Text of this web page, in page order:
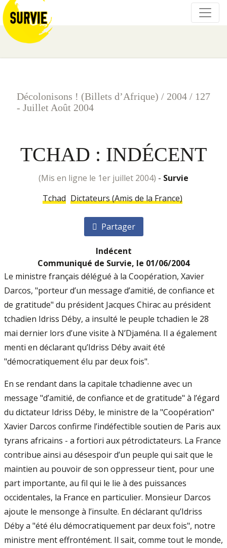
Décolonisons ! (Billets d’Afrique) / 2004 / 127
- Juillet Août 2004
TCHAD : INDÉCENT
(mis en ligne le 1er juillet 2004) - Survie
Tchad Dictateurs (Amis de la France)
Partager
Indécent
Communiqué de Survie, le 01/06/2004
Le ministre français délégué à la Coopération, Xavier
Darcos, "porteur d’un message d’amitié, de confiance et
de gratitude" du président Jacques Chirac au président
tchadien Idriss Déby, a insulté le peuple tchadien le 28
mai dernier lors d’une visite à N’Djaména. Il a également
menti en déclarant qu’Idriss Déby avait été
"démocratiquement élu par deux fois".
En se rendant dans la capitale tchadienne avec un
message "d’amitié, de confiance et de gratitude" à l’égard
du dictateur Idriss Déby, le ministre de la "Coopération"
Xavier Darcos confirme l’indéfectible soutien de Paris aux
tyrans africains - a fortiori aux pétrodictateurs. La France
contribue ainsi au désespoir d’un peuple qui sait que le
maintien au pouvoir de son oppresseur tient, pour une
part importante, au fil qui le lie à des puissances
occidentales, la France en particulier. Monsieur Darcos
ajoute le mensonge à l’insulte. En déclarant qu’Idriss
Déby a "été élu démocratiquement par deux fois", notre
ministre ment effrontément. Il sait, comme tout le monde,